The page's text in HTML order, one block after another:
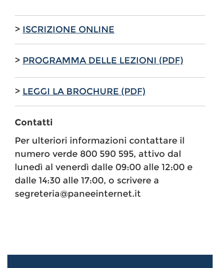
> ISCRIZIONE ONLINE
> PROGRAMMA DELLE LEZIONI (PDF)
> LEGGI LA BROCHURE (PDF)
Contatti
Per ulteriori informazioni contattare il
numero verde 800 590 595, attivo dal
lunedì al venerdì dalle 09:00 alle 12:00 e
dalle 14:30 alle 17:00, o scrivere a
segreteria@paneeinternet.it